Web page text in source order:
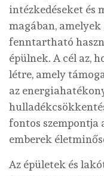
intézkedéseket és
magában,
fenntartható
épülnek. A cél az,
létre, amely
az
fontos szempontja
emberek
Az épületek és